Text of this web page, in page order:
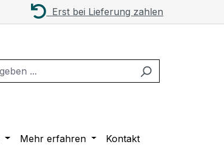
Erst bei Lieferung zahlen
Mehr erfahren Kontakt